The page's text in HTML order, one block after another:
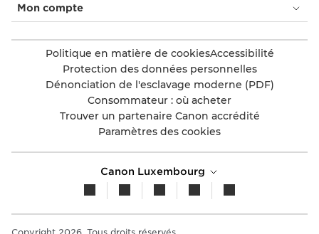
Mon compte
Politique en matière de cookiesAccessibilité
Protection des données personnelles
Dénonciation de l'esclavage moderne (PDF)
Consommateur : où acheter
Trouver un partenaire Canon accrédité
Paramètres des cookies
Canon Luxembourg